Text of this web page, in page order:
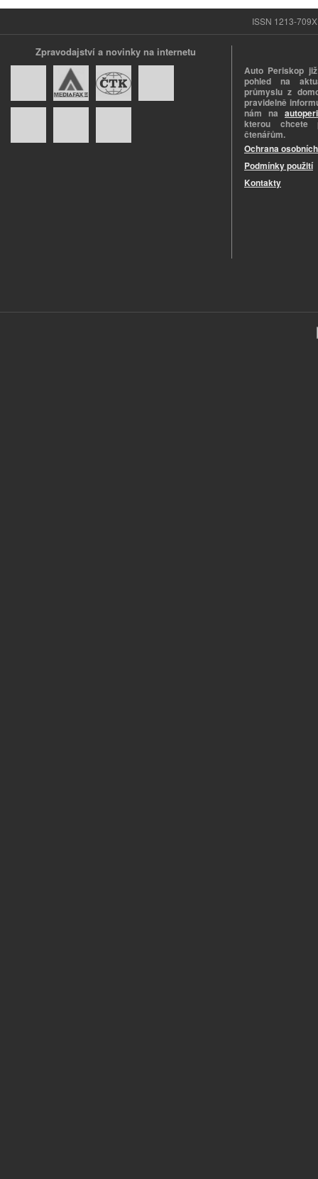
ISSN 1213-
Zpravodajství a novinky na internetu
Auto Periskop
pohled na
průmyslu z
pravidelně
nám na
kterou chcete
čtenářům.
Ochrana
Podmínky použití
Kontakty